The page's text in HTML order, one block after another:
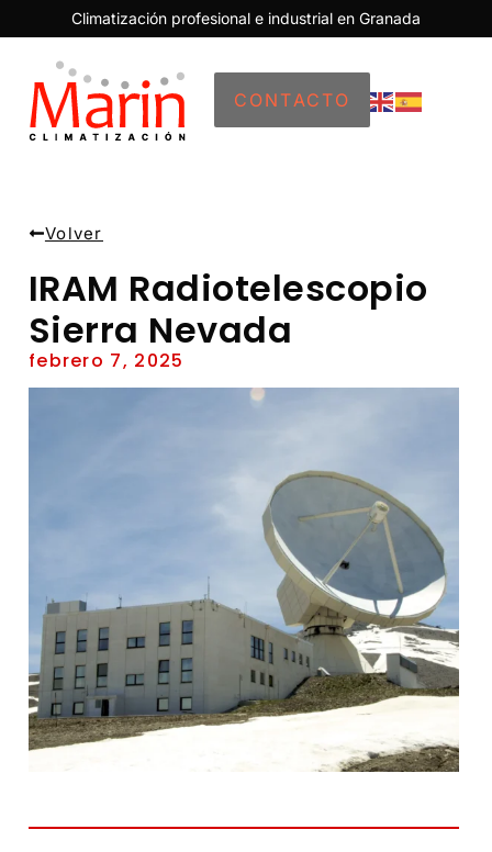
Climatización profesional e industrial en Granada
CONTACTO
Volver
IRAM Radiotelescopio
Sierra Nevada
febrero 7, 2025